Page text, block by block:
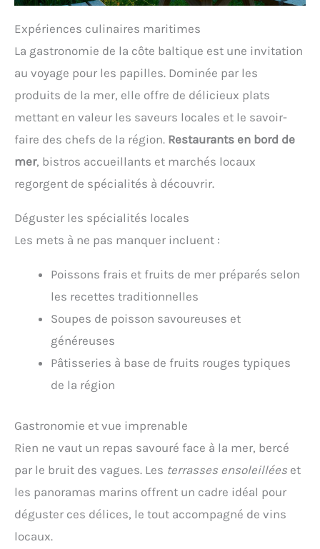
Expériences culinaires maritimes
La gastronomie de la côte baltique est une invitation
au voyage pour les papilles. Dominée par les
produits de la mer, elle offre de délicieux plats
mettant en valeur les saveurs locales et le savoir-
faire des chefs de la région. Restaurants en bord de
mer, bistros accueillants et marchés locaux
regorgent de spécialités à découvrir.
Déguster les spécialités locales
Les mets à ne pas manquer incluent :
Poissons frais et fruits de mer préparés selon
les recettes traditionnelles
Soupes de poisson savoureuses et
généreuses
Pâtisseries à base de fruits rouges typiques
de la région
Gastronomie et vue imprenable
Rien ne vaut un repas savouré face à la mer, bercé
par le bruit des vagues. Les terrasses ensoleillées et
les panoramas marins offrent un cadre idéal pour
déguster ces délices, le tout accompagné de vins
locaux.